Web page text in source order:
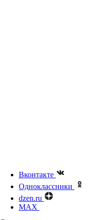
Вконтакте
Одноклассники
dzen.ru
MAX